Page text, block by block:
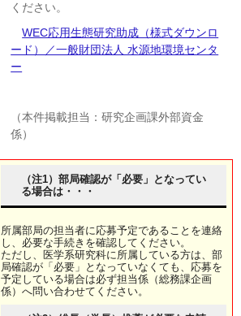
ください。
WEC応用生態研究助成（様式ダウンロ
ード）／一般財団法人 水源地環境センタ
ー
（本件掲載担当：研究企画課外部資金
係）
（注1）部局確認が「必要」となってい
る場合は・・・
所属部局の担当者に応募予定であることを連絡
し、必要な手続きを確認してください。
ただし、医学系研究科に所属している方は、部
局確認が「必要」となっていなくても、応募を
予定している場合は必ず担当係（総務課企画
係）へ問い合わせてください。